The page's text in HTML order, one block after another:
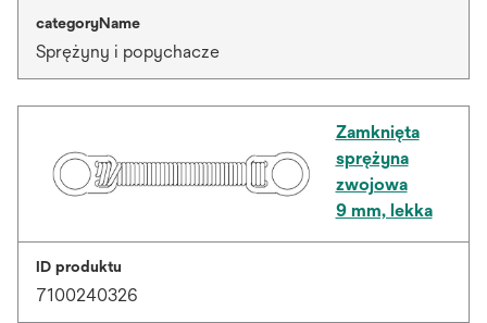
categoryName
Sprężyny i popychacze
Zamknięta
sprężyna
zwojowa
9 mm, lekka
ID produktu
7100240326